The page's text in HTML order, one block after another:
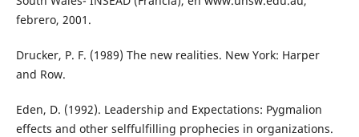
febrero, 2001.
Drucker, P. F. (1989) The new realities. New York: Harper
and Row.
Eden, D. (1992). Leadership and Expectations: Pygmalion
effects and other selffulfilling prophecies in organizations.